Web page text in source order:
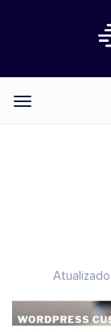
Categories
Atualizado